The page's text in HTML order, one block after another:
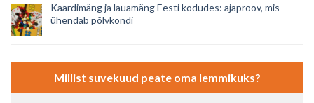
Kaardimäng ja lauamäng Eesti kodudes: ajaproov, mis
ühendab põlvkondi
Millist suvekuud peate oma lemmikuks?